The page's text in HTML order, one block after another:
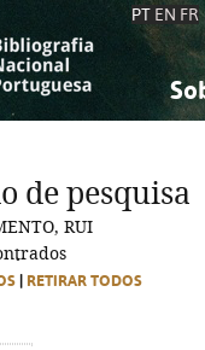
PT EN FR
de pesquisa
RUI
RETIRAR TODOS